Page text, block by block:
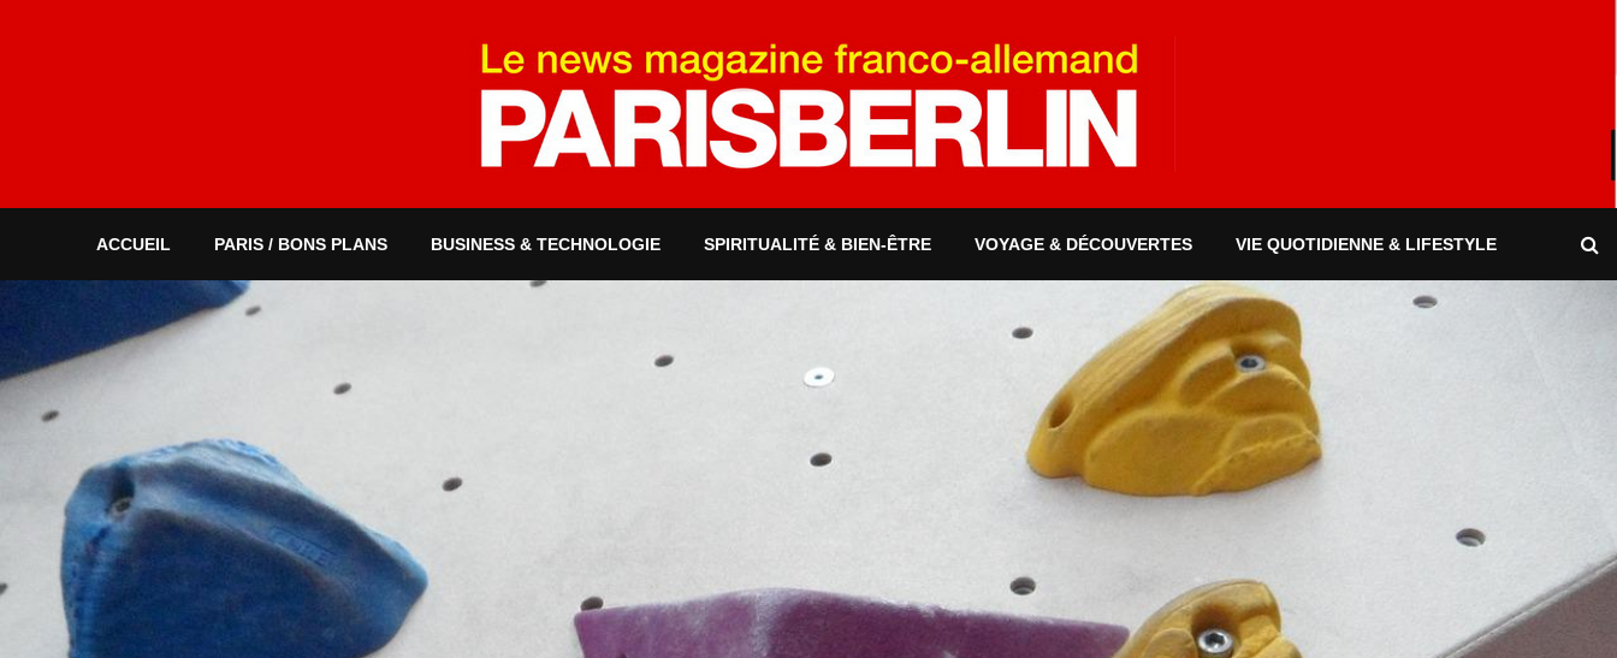
ACCUEIL PARIS / BONS PLANS BUSINESS & TECHNOLOGIE SPIRITUALITÉ & BIEN-ÊTRE VOYAGE & DÉCOUVERTES VIE QUOTIDIENNE & LIFESTYLE